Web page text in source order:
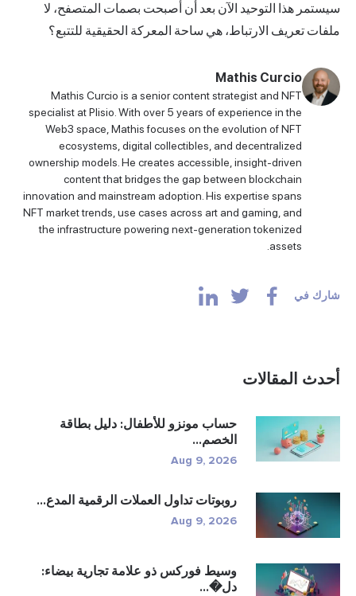
هذا التوحيد الآن بعد أن أصبحت بصمات المتصفح، لا
تعريف الارتباط، هي ساحة المعركة الحقيقية للتتبع؟
Mathis Curcio
Mathis Curcio is a senior content strategist and NFT
specialist at Plisio. With over 5 years of experience in the
Web3 space, Mathis focuses on the evolution of NFT
ecosystems, digital collectibles, and decentralized
ownership models. He creates accessible, insight-driven
content that bridges the gap between blockchain
innovation and mainstream adoption. His expertise spans
NFT market trends, use cases across art and gaming, and
the infrastructure powering next-generation tokenized
assets.
في
المقالات
حساب مونزو للأطفال: دليل بطاقة
الخصم...
Aug 9, 2026
روبوتات تداول العملات الرقمية المدع...
Aug 9, 2026
وسيط فوركس ذو علامة تجارية بيضاء:
دل�...